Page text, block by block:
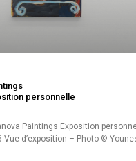
personnelle
Paintings Exposition
Vue d’exposition – Photo ©